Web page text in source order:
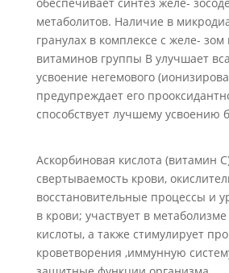
метаболитов. Наличие в
гранулах в комплексе с желе-
витаминов группы В улучшает
усвоение негемового
предупреждает его
способствует лучшему усвоению
Аскорбиновая кислота (витамин
свертываемость крови,
восстановительные процессы и
в крови; участвует в
кислоты, а также стимулирует
кроветворения ,иммунную